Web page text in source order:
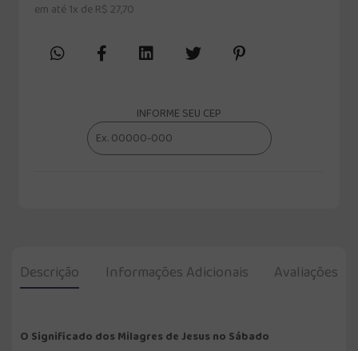
em até 1x de R$ 27,70
INFORME SEU CEP
Descrição Informações Adicionais Avaliações
O Significado dos Milagres de Jesus no Sábado